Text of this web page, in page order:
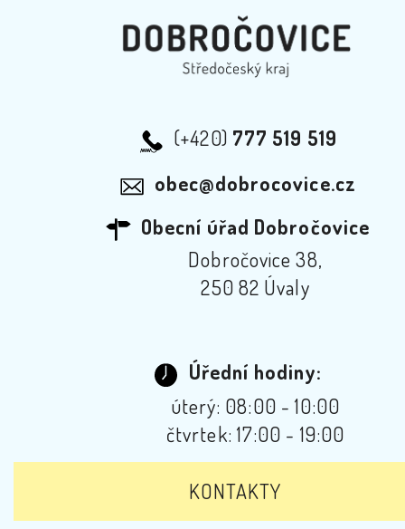
(+420) 777 519 519
obec@dobrocovice.cz
Obecní úřad Dobročovice
Dobročovice 38,
250 82 Úvaly
Úřední hodiny:
úterý: 08:00 - 10:00
čtvrtek: 17:00 - 19:00
KONTAKTY